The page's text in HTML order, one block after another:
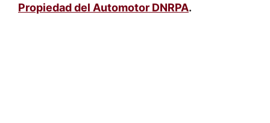
Propiedad del Automotor DNRPA.